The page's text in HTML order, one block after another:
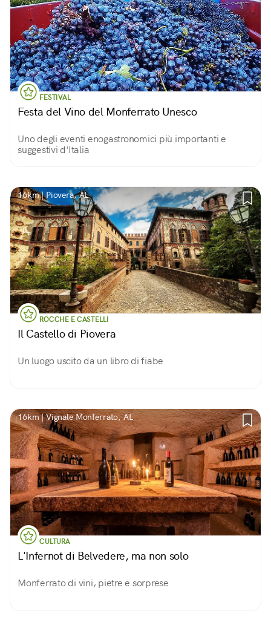
FESTIVAL
Festa del Vino del Monferrato Unesco
Uno degli eventi enogastronomici più importanti e
suggestivi d'Italia
16km | Piovera, AL
ROCCHE E CASTELLI
Il Castello di Piovera
Un luogo uscito da un libro di fiabe
16km | Vignale Monferrato, AL
CULTURA
L'Infernot di Belvedere, ma non solo
Monferrato di vini, pietre e sorprese